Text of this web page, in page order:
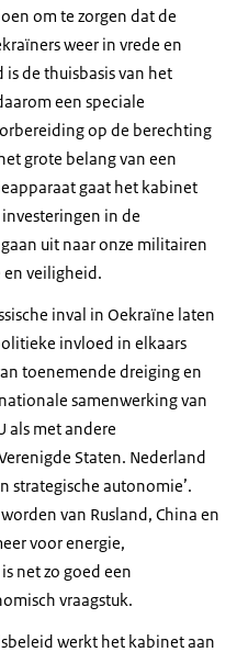
om te zorgen dat de
weer in vrede en
de thuisbasis van het
een speciale
op de berechting
grote belang van een
gaat het kabinet
in de
uit naar onze militairen
veiligheid.
inval in Oekraïne laten
invloed in elkaars
toenemende dreiging en
samenwerking van
als met andere
Staten. Nederland
strategische autonomie’.
van Rusland, China en
voor energie,
net zo goed een
vraagstuk.
werkt het kabinet aan